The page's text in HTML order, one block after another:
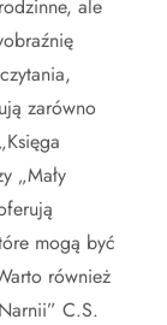
ale
zarówno
„Mały
mogą być
również
C.S.